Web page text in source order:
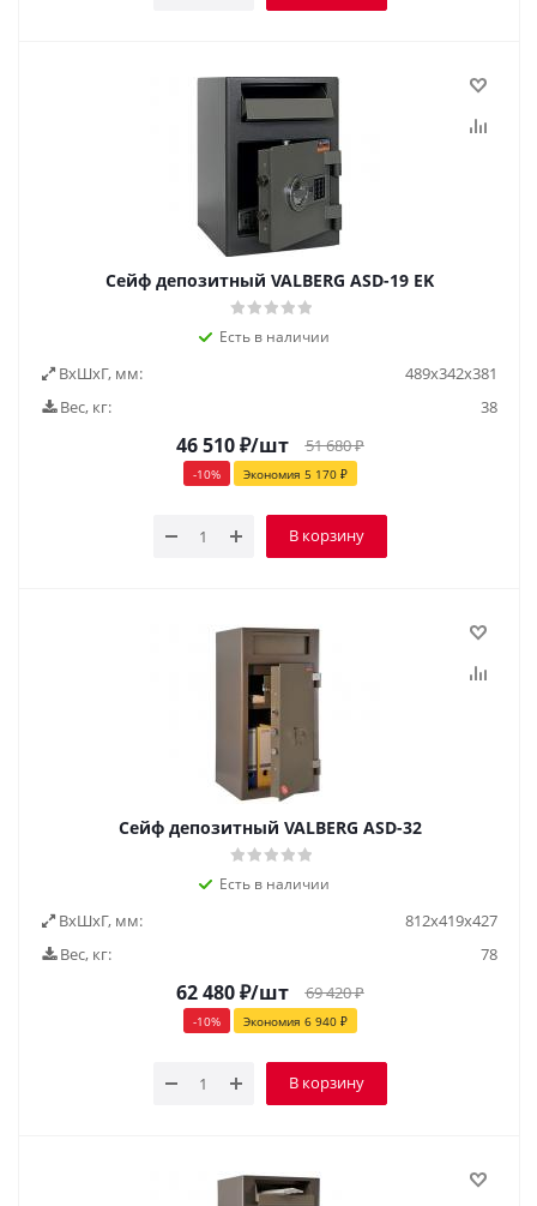
Сейф депозитный VALBERG ASD-19 EK
Есть в наличии
ВxШxГ, мм:
489х342х381
Вес, кг:
38
46 510₽/шт 51 680₽
-10% Экономия 5 170₽
В корзину
Сейф депозитный VALBERG ASD-32
Есть в наличии
ВxШxГ, мм:
812х419х427
Вес, кг:
78
62 480₽/шт 69 420₽
-10% Экономия 6 940₽
В корзину